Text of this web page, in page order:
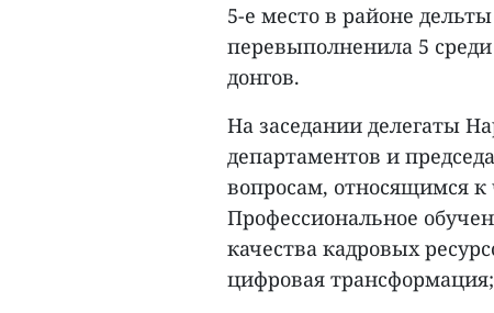
5-е место в районе
перевыполненила 5
донгов.
На заседании делегаты
департаментов и
вопросам, относящимся
Профессиональное
качества кадровых
цифровая